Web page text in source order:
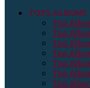
TOPS ALBUMS
Top
Top
Top
Top
Top
Top
Top